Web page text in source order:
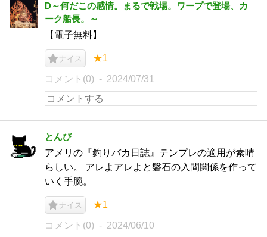
D～何だこの感情。まるで戦場。ワープで登場、カ
ーク船長。～
【電子無料】
ナイス ★1
コメント(0) 2024/07/31
とんび
アメリの『釣りバカ日誌』テンプレの適用が素晴
らしい。 アレよアレよと磐石の入間関係を作って
いく手腕。
ナイス ★1
コメント(0) 2024/06/10